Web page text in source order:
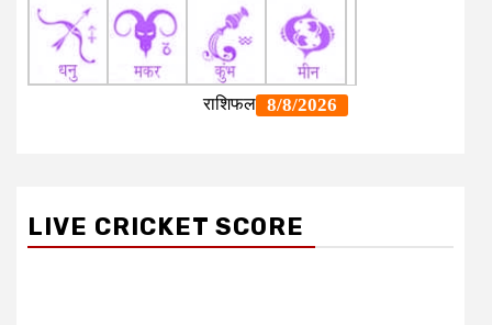
LIVE CRICKET SCORE